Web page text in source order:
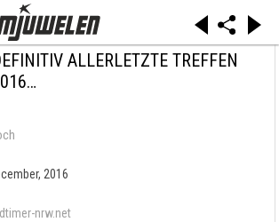
ALLERLETZTE TREFFEN
2016
nrw.net